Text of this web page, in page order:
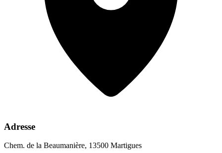
Adresse
Chem. de la Beaumanière, 13500 Martigues